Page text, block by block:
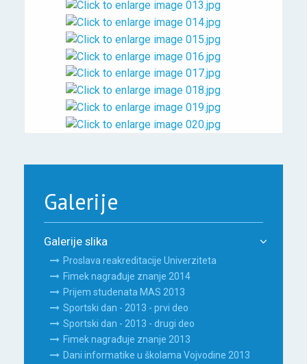
Galerije
Galerije slika
Proslava reakreditacije Univerziteta
Fimek nagrađuje znanje 2014
Prijem studenata MAS 2013
Sportski dan - 2013 - prvi deo
Sportski dan - 2013 - drugi deo
Fimek nagrađuje znanje 2013
Dani informatike u školama Vojvodine 2013